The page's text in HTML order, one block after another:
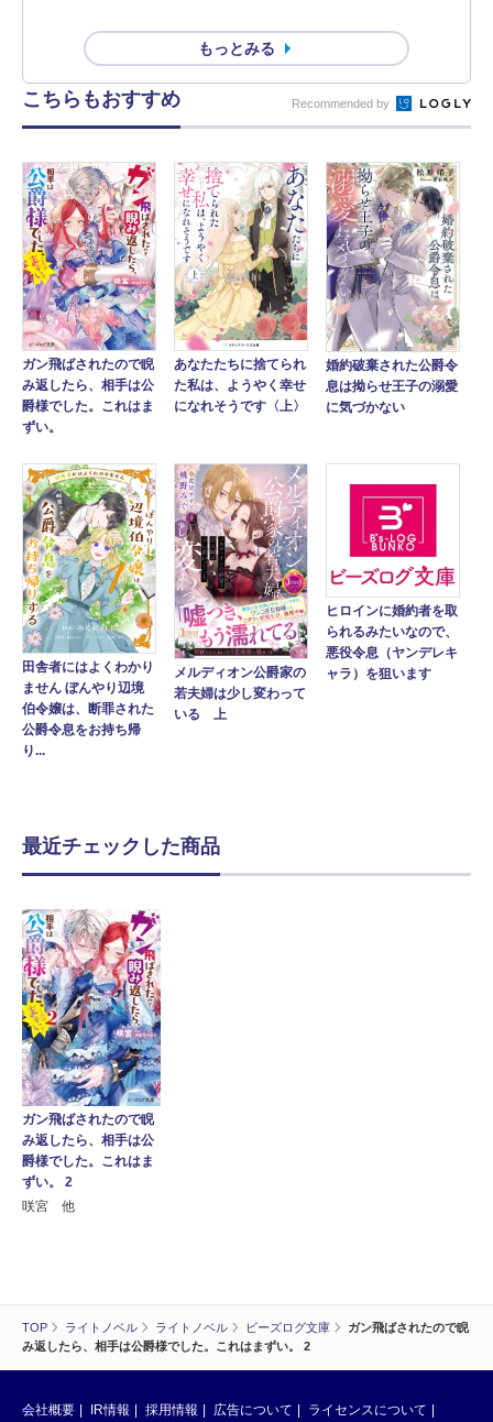
TOP ライトノベル ライトノベル ビーズログ文庫
ガン飛ばされたので睨
み返したら、相手は公爵様でした。これはまずい。 2
もっとみる
こちらもおすすめ Recommended by
ガン飛ばされたので睨
み返したら、相手は公
爵様でした。これはま
ずい。
あなたたちに捨てられ
た私は、ようやく幸せ
になれそうです〈上〉
婚約破棄された公爵令
息は拗らせ王子の溺愛
に気づかない
田舎者にはよくわかり
ません ぼんやり辺境
伯令嬢は、断罪された
公爵令息をお持ち帰
り...
メルディオン公爵家の
若夫婦は少し変わって
いる 上
ヒロインに婚約者を取
られるみたいなので、
悪役令息（ヤンデレキ
ャラ）を狙います
最近チェックした商品
ガン飛ばされたので睨
み返したら、相手は公
爵様でした。これはま
ずい。 2
咲宮 他
会社概要 IR情報 採用情報 広告について ライセンスについて